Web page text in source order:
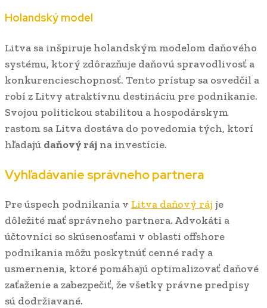
Holandský model
Litva sa inšpiruje holandským modelom daňového
systému, ktorý zdôrazňuje daňovú spravodlivosť a
konkurencieschopnosť. Tento prístup sa osvedčil a
robí z Litvy atraktívnu destináciu pre podnikanie.
Svojou politickou stabilitou a hospodárskym
rastom sa Litva dostáva do povedomia tých, ktorí
hľadajú daňový ráj na investície.
Vyhľadávanie správneho partnera
Pre úspech podnikania v Litva daňový ráj je
dôležité mať správneho partnera. Advokáti a
účtovníci so skúsenosťami v oblasti offshore
podnikania môžu poskytnúť cenné rady a
usmernenia, ktoré pomáhajú optimalizovať daňové
zaťaženie a zabezpečiť, že všetky právne predpisy
sú dodržiavané.